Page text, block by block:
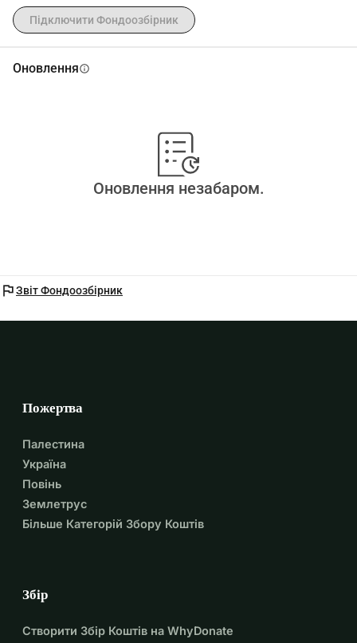
Підключити Фондоозбірник
Оновленняinfo
Оновлення незабаром.
flagЗвіт Фондоозбірник
Пожертва
Палестина
Україна
Повінь
Землетрус
Більше Категорій Збору Коштів
Збір
Створити Збір Коштів на WhyDonate